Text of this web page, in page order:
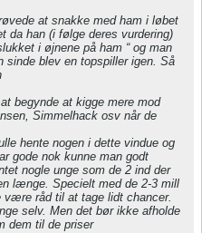
at snakke med ham i løbet
da han (i følge deres vurdering)
i øjnene på ham “ og man
sinde blev en topspiller igen. Så
begynde at kigge mere mod
Simmelhack osv når de
hente nogen i dette vindue og
gode nok kunne man godt
nogle unge som de 2 ind der
længe. Specielt med de 2-3 mill
være råd til at tage lidt chancer.
selv. Men det bør ikke afholde
dem til de priser